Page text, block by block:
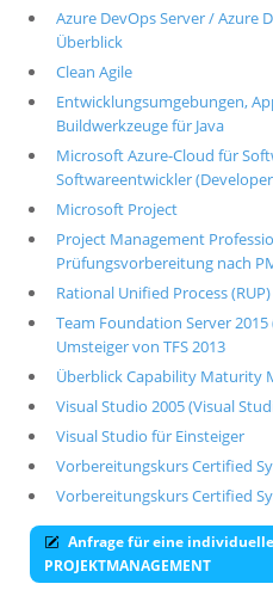
Azure DevOps Server / Azure
Überblick
Clean Agile
Entwicklungsumgebungen,
Buildwerkzeuge für Java
Microsoft Azure-Cloud für
Softwareentwickler
Microsoft Project
Project Management
Prüfungsvorbereitung nach
Rational Unified Process (RUP)
Team Foundation Server 2015
Umsteiger von TFS 2013
Überblick Capability Maturity
Visual Studio 2005 (Visual
Visual Studio für Einsteiger
Vorbereitungskurs Certified
Vorbereitungskurs Certified
Anfrage für eine
PROJEKTMANAGEMENT